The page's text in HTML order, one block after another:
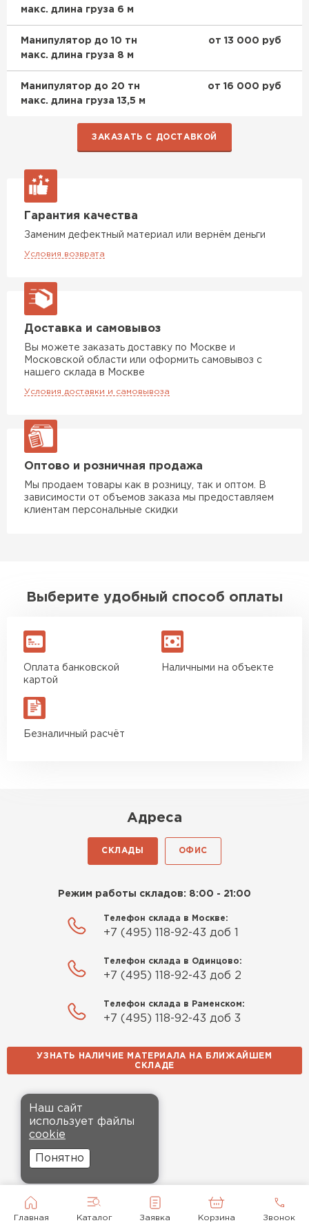
Главная Каталог Заявка Корзина Звонок
макс. длина груза 6 м
Манипулятор до 10 тн
макс. длина груза 8 м
от 13 000 руб
Манипулятор до 20 тн
макс. длина груза 13,5 м
от 16 000 руб
ЗАКАЗАТЬ С ДОСТАВКОЙ
Гарантия качества
Заменим дефектный материал или вернём деньги
Условия возврата
Доставка и самовывоз
Вы можете заказать доставку по Москве и
Московской области или оформить самовывоз с
нашего склада в Москве
Условия доставки и самовывоза
Оптово и розничная продажа
Мы продаем товары как в розницу, так и оптом. В
зависимости от объемов заказа мы предоставляем
клиентам персональные скидки
Выберите удобный способ оплаты
Оплата банковской
картой
Наличными на объекте
Безналичный расчёт
Адреса
СКЛАДЫ ОФИС
Режим работы складов: 8:00 - 21:00
Телефон склада в Москве:
+7 (495) 118-92-43 доб 1
Телефон склада в Одинцово:
+7 (495) 118-92-43 доб 2
Телефон склада в Раменском:
+7 (495) 118-92-43 доб 3
УЗНАТЬ НАЛИЧИЕ МАТЕРИАЛА НА БЛИЖАЙШЕМ
СКЛАДЕ
Доборные элементы для кровли
ПЕРЕЙТИ
Комплектующие
Наш сайт
использует файлы
cookie
Понятно